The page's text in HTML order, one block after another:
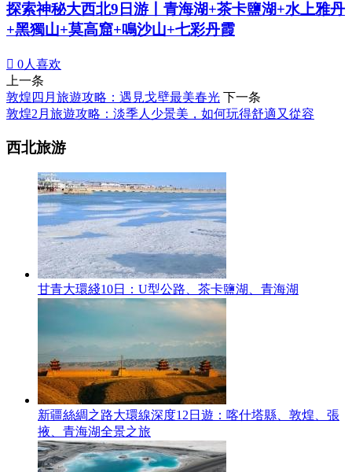
探索神秘大西北9日游丨青海湖+茶卡鹽湖+水上雅丹
+黑獨山+莫高窟+鳴沙山+七彩丹霞
 0人喜欢
上一条
敦煌四月旅遊攻略：遇見戈壁最美春光 下一条
敦煌2月旅遊攻略：淡季人少景美，如何玩得舒適又從容
西北旅游
甘青大環綫10日：U型公路、茶卡鹽湖、青海湖
新疆絲綢之路大環線深度12日遊：喀什塔縣、敦煌、張
掖、青海湖全景之旅